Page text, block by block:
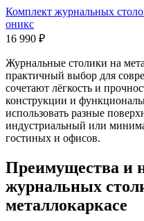
Комплект журнальных
оникс
16 990 ₽
Журнальные столики на
практичный выбор для
сочетают лёгкость и
конструкции и
использовать разные
индустриальный или
гостиных и офисов.
Преимущества и
журнальных
металлокаркасе